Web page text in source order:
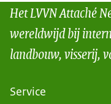
Het LVVN Attaché
wereldwijd bij
landbouw, visserij,
Service